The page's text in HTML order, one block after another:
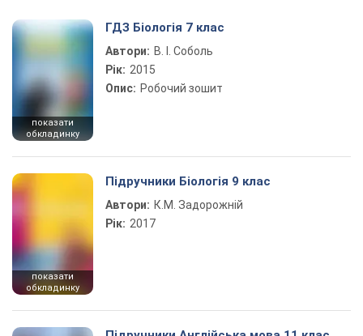
показати
обкладинку
ГДЗ Біологія 7 клас
Автори: В. І. Соболь
Рік: 2015
Опис: Робочий зошит
показати
обкладинку
Підручники Біологія 9 клас
Автори: К.М. Задорожній
Рік: 2017